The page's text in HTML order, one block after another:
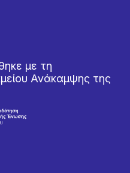
με τη
Ανάκαμψης της